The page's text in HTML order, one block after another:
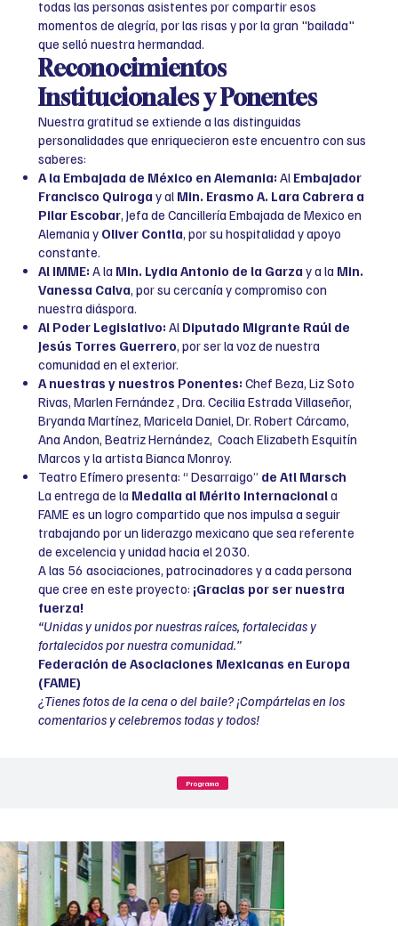
todas las personas asistentes por compartir esos
momentos de alegría, por las risas y por la gran "bailada"
que selló nuestra hermandad.
Reconocimientos
Institucionales y Ponentes
Nuestra gratitud se extiende a las distinguidas
personalidades que enriquecieron este encuentro con sus
saberes:
A la Embajada de México en Alemania: Al Embajador
Francisco Quiroga y al Min. Erasmo A. Lara Cabrera a
Pilar Escobar, Jefa de Cancillería Embajada de Mexico en
Alemania y Oliver Contla , por su hospitalidad y apoyo
constante.
Al IMME: A la Min. Lydia Antonio de la Garza y a la Min.
Vanessa Calva , por su cercanía y compromiso con
nuestra diáspora.
Al Poder Legislativo: Al Diputado Migrante Raúl de
Jesús Torres Guerrero , por ser la voz de nuestra
comunidad en el exterior.
A nuestras y nuestros Ponentes: Chef Beza, Liz Soto
Rivas, Marlen Fernández , Dra. Cecilia Estrada Villaseñor,
Bryanda Martínez, Maricela Daniel, Dr. Robert Cárcamo,
Ana Andon, Beatriz Hernández, Coach Elizabeth Esquitín
Marcos y la artista Bianca Monroy.
Teatro Efímero presenta: “ Desarraigo” de Atl Marsch
La entrega de la Medalla al Mérito Internacional a
FAME es un logro compartido que nos impulsa a seguir
trabajando por un liderazgo mexicano que sea referente
de excelencia y unidad hacia el 2030.
A las 56 asociaciones, patrocinadores y a cada persona
que cree en este proyecto: ¡Gracias por ser nuestra
fuerza!
“Unidas y unidos por nuestras raíces, fortalecidas y
fortalecidos por nuestra comunidad.”
Federación de Asociaciones Mexicanas en Europa
(FAME)
¿Tienes fotos de la cena o del baile? ¡Compártelas en los
comentarios y celebremos todas y todos!
Programa